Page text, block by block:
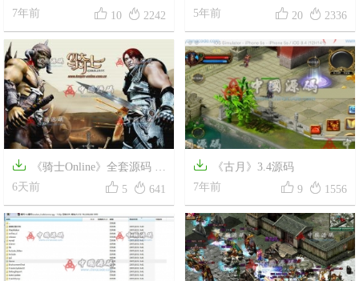
7年前
 10  2242
微信小游戏
5年前  20  2336

《骑士Online》全套源码 +
GM工具
6天前  5  641

《古月》3.4源码
7年前
 9  1556